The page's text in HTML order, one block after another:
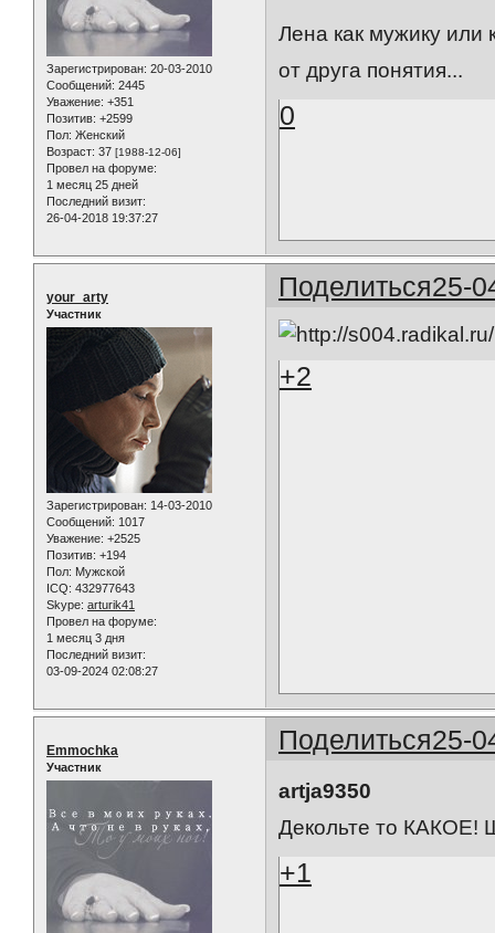
Зарегистрирован: 20-03-2010
Сообщений: 2445
Уважение: +351
Позитив: +2599
Пол: Женский
Возраст: 37 [1988-12-06]
Провел на форуме:
1 месяц 25 дней
Последний визит:
26-04-2018 19:37:27
Лена как мужику или
от друга понятия...
0
Поделиться25-
your_arty
Участник
Зарегистрирован: 14-03-2010
Сообщений: 1017
Уважение: +2525
Позитив: +194
Пол: Мужской
ICQ: 432977643
Skype: arturik41
Провел на форуме:
1 месяц 3 дня
Последний визит:
03-09-2024 02:08:27
+2
Поделиться25-
Emmochka
Участник
artja9350
Декольте то КАКОЕ!
+1